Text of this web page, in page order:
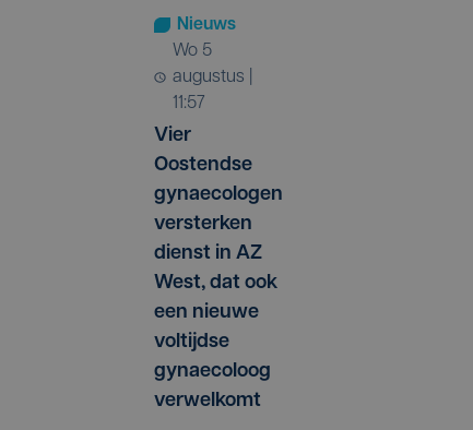
Nieuws
wo 5
augustus |
11:57
Vier
Oostendse
gynaecologen
versterken
dienst in AZ
West, dat ook
een nieuwe
voltijdse
gynaecoloog
verwelkomt